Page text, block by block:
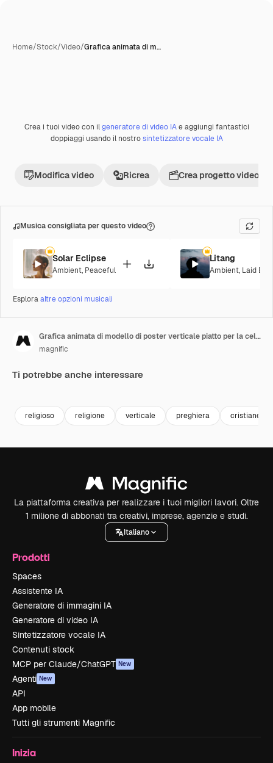
Home/Stock/Video/Grafica animata di m…
Crea i tuoi video con ilgeneratore di video IAe aggiungi fantastici
doppiaggi usando il nostrosintetizzatore vocale IA
Modifica video Ricrea Crea progetto video
Musica consigliata per questo video
Solar Eclipse
Ambient, Peaceful
Litang
Ambient, Laid
Esploraaltre opzioni musicali
Grafica animata di modello di poster verticale piatto per la celebrazione religiosa del Mercoledì delle Ceneri
magnific
Ti potrebbe anche interessare
religioso religione verticale preghiera
La piattaforma creativa per realizzare i tuoi migliori lavori. Oltre
1 milione di abbonati tra creativi, imprese, agenzie e studi.
Italiano
Prodotti
Spaces
Assistente IA
Generatore di immagini IA
Generatore di video IA
Sintetizzatore vocale IA
Contenuti stock
MCP per Claude/ChatGPT New
Agenti New
API
App mobile
Tutti gli strumenti Magnific
Inizia